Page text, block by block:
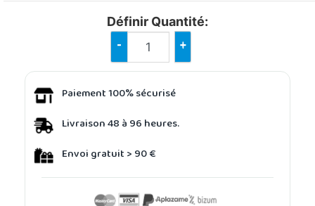
Définir Quantité:
- +
Paiement 100% sécurisé
Livraison 48 à 96 heures.
Envoi gratuit > 90 €